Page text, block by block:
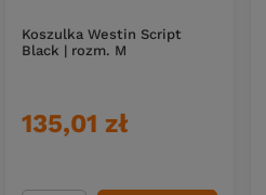
Koszulka Westin Script
Black | rozm. M
135,01 zł